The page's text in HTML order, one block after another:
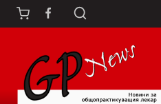
Към
съдържанието